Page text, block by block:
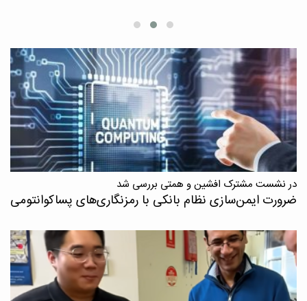
در نشست مشترک افشین و همتی بررسی شد
ضرورت ایمن‌سازی نظام بانکی با رمزنگاری‌های پسا‌کوانتومی